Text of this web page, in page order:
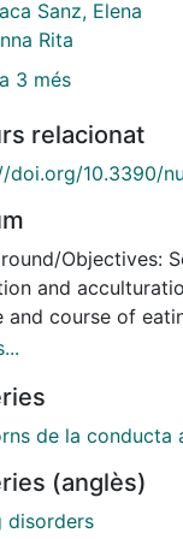
Sanz, Elena
Rita
3 més
relacionat
doi.org/10.3390/
Objectives:
and
and course of
differences
response.
Eating
Disorder
90-R), and
de la conducta
(anglès)
disorders